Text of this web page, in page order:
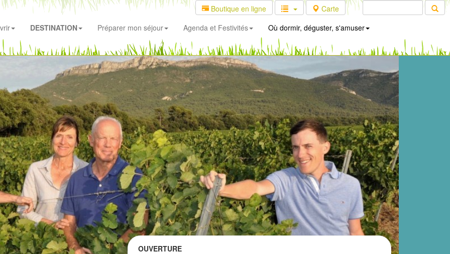
Boutique en ligne
Carte
DESTINATION Préparer mon séjour Agenda et Festivités Où dormir, déguster, s'amuser
OUVERTURE